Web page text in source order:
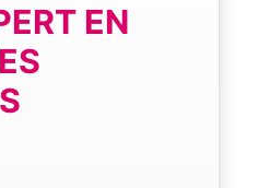
EN